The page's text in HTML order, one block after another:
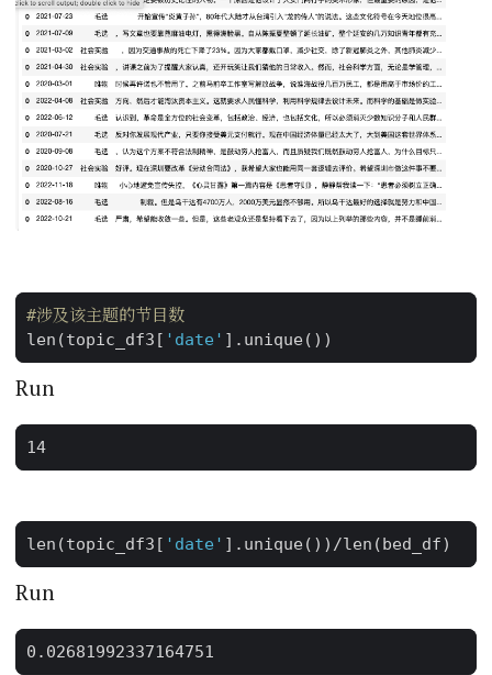
#涉及该主题的节目数
len (topic_df3 [ 'date' ] . unique())
Run
len (topic_df3 [ 'date' ] . unique()) /len (bed_df)
Run